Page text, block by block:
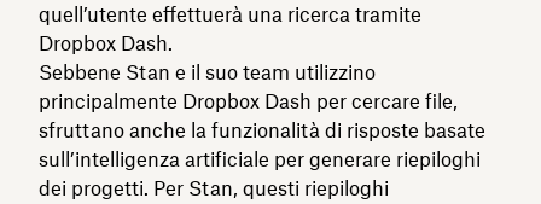
quell’utente effettuerà una ricerca tramite
Dropbox Dash.
Sebbene Stan e il suo team utilizzino
principalmente Dropbox Dash per cercare file,
sfruttano anche la funzionalità di risposte basate
sull’intelligenza artificiale per generare riepiloghi
dei progetti. Per Stan, questi riepiloghi